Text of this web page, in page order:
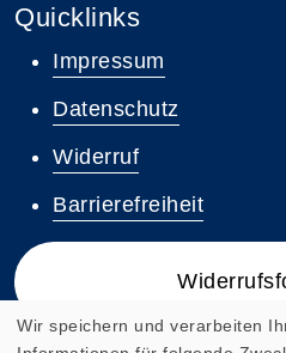
Quicklinks
Impressum
Datenschutz
Widerruf
Barrierefreiheit
Wir speichern und verarbeiten